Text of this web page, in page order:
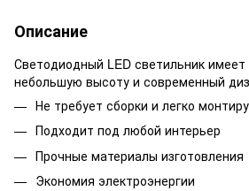
Описание
Светодиодный LED светильник имеет
небольшую высоту и современный
Не требует сборки и легко
Подходит под любой интерьер
Прочные материалы изготовления
Экономия электроэнергии